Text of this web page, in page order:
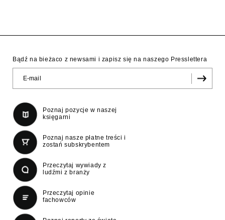
Bądź na bieżaco z newsami i zapisz się na naszego Presslettera
Poznaj pozycje w naszej
księgarni
Poznaj nasze płatne treści i
zostań subskrybentem
Przeczytaj wywiady z
ludźmi z branży
Przeczytaj opinie
fachowców